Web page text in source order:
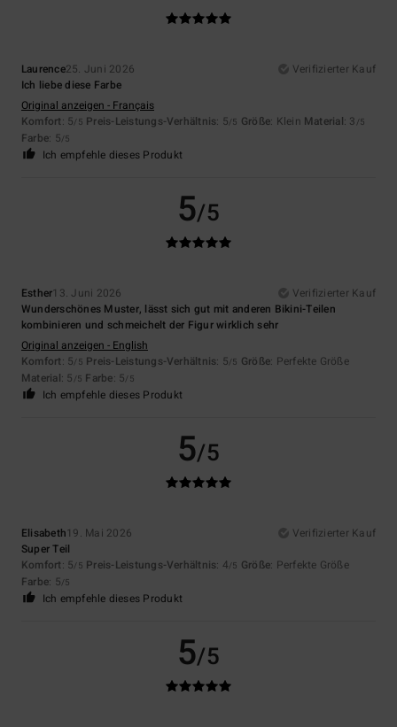
Laurence25. Juni 2026
Verifizierter Kauf
Ich liebe diese Farbe
Original anzeigen - Français
Komfort: 5/5 Preis-Leistungs-Verhältnis: 5/5 Größe: Klein Material: 3 /5
Farbe: 5/5
Ich empfehle dieses Produkt
5/5
Esther13. Juni 2026
Verifizierter Kauf
Wunderschönes Muster, lässt sich gut mit anderen Bikini-Teilen
kombinieren und schmeichelt der Figur wirklich sehr
Original anzeigen - English
Komfort: 5/5 Preis-Leistungs-Verhältnis: 5/5 Größe: Perfekte Größe
Material: 5 /5 Farbe: 5/5
Ich empfehle dieses Produkt
5/5
Elisabeth19. Mai 2026
Verifizierter Kauf
Super Teil
Komfort: 5/5 Preis-Leistungs-Verhältnis: 4/5 Größe: Perfekte Größe
Farbe: 5/5
Ich empfehle dieses Produkt
5/5